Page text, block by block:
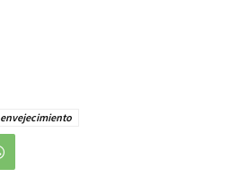
envejecimiento